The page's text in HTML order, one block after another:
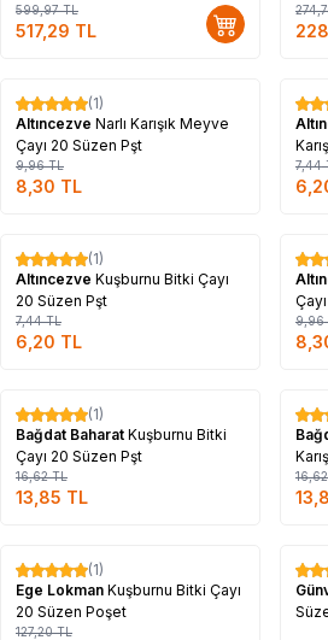
450 Gr
599,97TL
517,29 TL
%17
(1)
Altıncezve Narlı Karışık Meyve
Çayı 20 Süzen Pşt
9,96TL
8,30 TL
%17
Pşt
7,44
%17
(1)
Altıncezve Kuşburnu Bitki Çayı
20 Süzen Pşt
7,44TL
6,20 TL
%17
9,96
%17
(1)
Bağdat Baharat Kuşburnu Bitki
Çayı 20 Süzen Pşt
16,62TL
13,85 TL
%17
Pşt
16,62
%17
(1)
Ege Lokman Kuşburnu Bitki Çayı
20 Süzen Poşet
127,20TL